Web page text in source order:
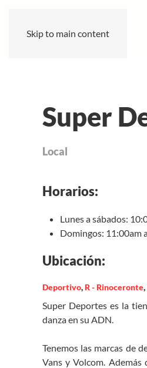
Skip to main content
Super
Local
Horarios:
Lunes a sábados:
Domingos: 11:00am
Ubicación:
Deportivo,R - Rinoceronte,
Super Deportes es la
danza en su ADN.
Tenemos las marcas de
Vans y Volcom.